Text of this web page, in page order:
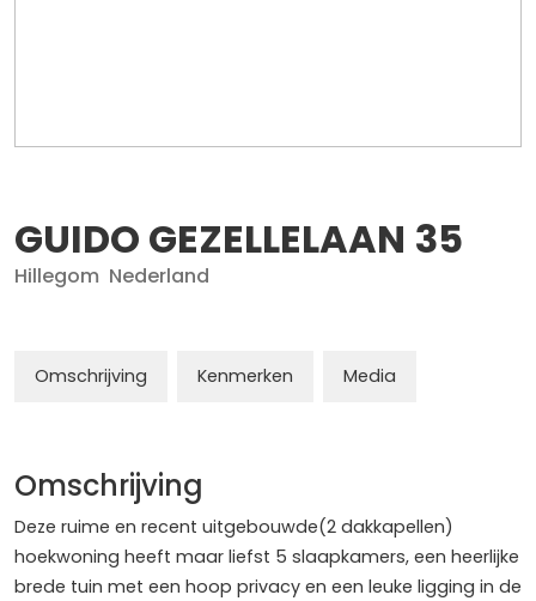
GUIDO GEZELLELAAN 35
Hillegom Nederland
Omschrijving Kenmerken Media
Omschrijving
Deze ruime en recent uitgebouwde(2 dakkapellen)
hoekwoning heeft maar liefst 5 slaapkamers, een heerlijke
brede tuin met een hoop privacy en een leuke ligging in de